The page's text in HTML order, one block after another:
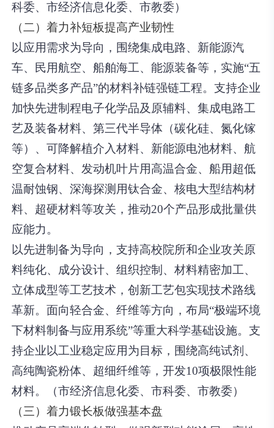
科委、市经济信息化委、市教委）
（二）着力补短板提高产业韧性
以应用需求为导向，围绕集成电路、新能源汽
车、民用航空、船舶海工、能源装备等，实施“五
链多品类多产品”的材料补链强链工程。支持企业
加快先进制程电子化学品及原辅料、集成电路工
艺及装备材料、第三代半导体（碳化硅、氮化镓
等）、可降解植介入材料、新能源电池材料、航
空复合材料、发动机叶片用高温合金、船用超低
温耐蚀钢、深海探测用钛合金、核电大型结构材
料、超硬材料等攻关，推动20个产品形成批量供
应能力。
以先进制备为导向，支持高校院所和企业攻关原
料纯化、成分设计、组织控制、材料精密加工、
立体成型等工艺技术，创新工艺包实现技术路线
革新。面向轻合金、纤维等方向，布局“极端环境
下材料制备与应用系统”等重大科学基础设施。支
持企业以工业稳定应用为目标，围绕高纯试剂、
高纯陶瓷粉体、超细纤维等，开发10项极限性能
材料。（市经济信息化委、市科委、市教委）
（三）着力锻长板做强基本盘